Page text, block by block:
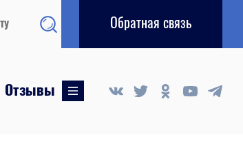
Обратная связь
Отзывы ...